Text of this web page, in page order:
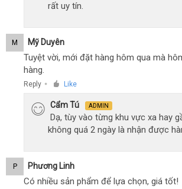
rất uy tín.
M Mỹ Duyên
Tuyệt vời, mới đặt hàng hôm qua mà
hàng.
Reply ● Like
Cẩm Tú ADMIN
Dạ, tùy vào từng khu vực xa hay
không quá 2 ngày là nhận được
P Phương Linh
Có nhiều sản phẩm để lựa chọn, giá tốt!